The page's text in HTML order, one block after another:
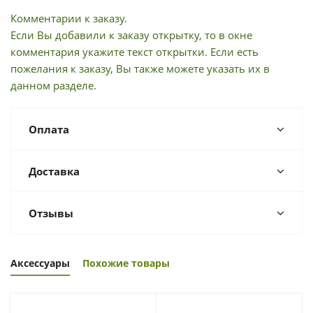
Комментарии к заказу.
Если Вы добавили к заказу открытку, то в окне
комментария укажите текст открытки. Если есть
пожелания к заказу, Вы также можете указать их в
данном разделе.
Оплата
Доставка
Отзывы
Аксессуары Похожие товары